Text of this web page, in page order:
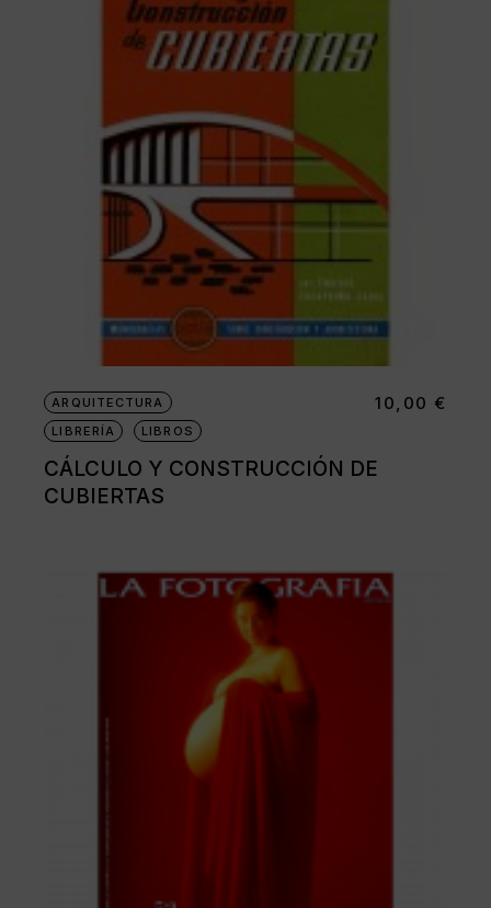
ARQUITECTURA
LIBRERÍA
LIBROS
CÁLCULO Y CONSTRUCCIÓN DE
CUBIERTAS
10,00 €